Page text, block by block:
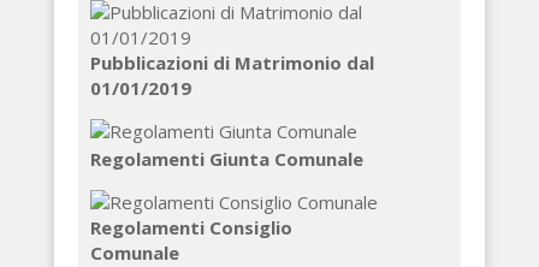
Pubblicazioni di Matrimonio dal
01/01/2019
Regolamenti Giunta Comunale
Regolamenti Consiglio
Comunale